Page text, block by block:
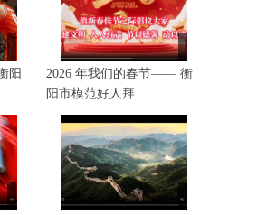
阳
2026 年我们的春节—— 衡
阳市模范好人拜